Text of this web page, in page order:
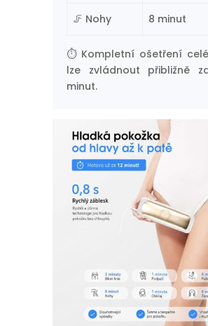
🦵 Nohy 8 minut
⏱️ Kompletní ošetření
lze zvládnout přibližně
minut.